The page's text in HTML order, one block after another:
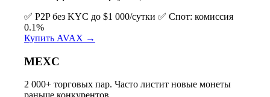
✅ P2P без KYC до $1 000/сутки ✅ Спот: комиссия
0.1%
Купить AVAX →
MEXC
2 000+ торговых пар. Часто листит новые монеты